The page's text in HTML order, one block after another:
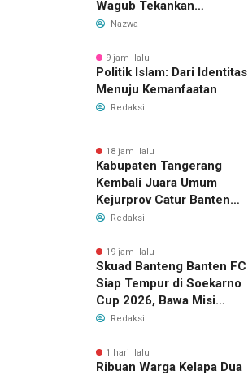
Wagub Tekankan
Pembinaan Dini
Nazwa
9 jam lalu
Politik Islam: Dari Identitas
Menuju Kemanfaatan
Redaksi
18 jam lalu
Kabupaten Tangerang
Kembali Juara Umum
Kejurprov Catur Banten
2026, Raih 24 Medali
Redaksi
19 jam lalu
Skuad Banteng Banten FC
Siap Tempur di Soekarno
Cup 2026, Bawa Misi
Harumkan Nama Banten
Redaksi
1 hari lalu
Ribuan Warga Kelapa Dua